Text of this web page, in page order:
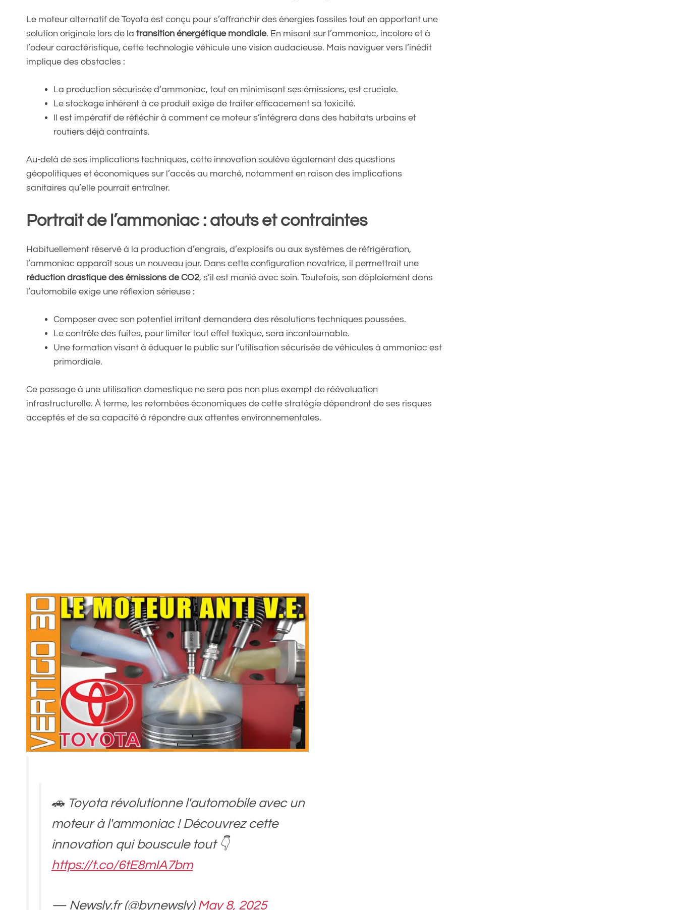
Le moteur alternatif de Toyota est conçu pour s’affranchir des énergies fossiles tout en apportant une
solution originale lors de la transition énergétique mondiale. En misant sur l’ammoniac, incolore et à
l’odeur caractéristique, cette technologie véhicule une vision audacieuse. Mais naviguer vers l’inédit
implique des obstacles :
La production sécurisée d’ammoniac, tout en minimisant ses émissions, est cruciale.
Le stockage inhérent à ce produit exige de traiter efficacement sa toxicité.
Il est impératif de réfléchir à comment ce moteur s’intégrera dans des habitats urbains et
routiers déjà contraints.
Au-delà de ses implications techniques, cette innovation soulève également des questions
géopolitiques et économiques sur l’accès au marché, notamment en raison des implications
sanitaires qu’elle pourrait entraîner.
Portrait de l’ammoniac : atouts et contraintes
Habituellement réservé à la production d’engrais, d’explosifs ou aux systèmes de réfrigération,
l’ammoniac apparaît sous un nouveau jour. Dans cette configuration novatrice, il permettrait une
réduction drastique des émissions de CO2, s’il est manié avec soin. Toutefois, son déploiement dans
l’automobile exige une réflexion sérieuse :
Composer avec son potentiel irritant demandera des résolutions techniques poussées.
Le contrôle des fuites, pour limiter tout effet toxique, sera incontournable.
Une formation visant à éduquer le public sur l’utilisation sécurisée de véhicules à ammoniac est
primordiale.
Ce passage à une utilisation domestique ne sera pas non plus exempt de réévaluation
infrastructurelle. À terme, les retombées économiques de cette stratégie dépendront de ses risques
acceptés et de sa capacité à répondre aux attentes environnementales.
🚗 Toyota révolutionne l'automobile avec un
moteur à l'ammoniac ! Découvrez cette
innovation qui bouscule tout 👇
https://t.co/6tE8mIA7bm
— Newsly.fr (@bynewsly) May 8, 2025